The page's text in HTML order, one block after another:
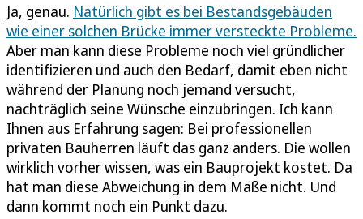
Ja, genau. Natürlich gibt es bei Bestandsgebäuden
wie einer solchen Brücke immer versteckte Probleme.
Aber man kann diese Probleme noch viel gründlicher
identifizieren und auch den Bedarf, damit eben nicht
während der Planung noch jemand versucht,
nachträglich seine Wünsche einzubringen. Ich kann
Ihnen aus Erfahrung sagen: Bei professionellen
privaten Bauherren läuft das ganz anders. Die wollen
wirklich vorher wissen, was ein Bauprojekt kostet. Da
hat man diese Abweichung in dem Maße nicht. Und
dann kommt noch ein Punkt dazu.